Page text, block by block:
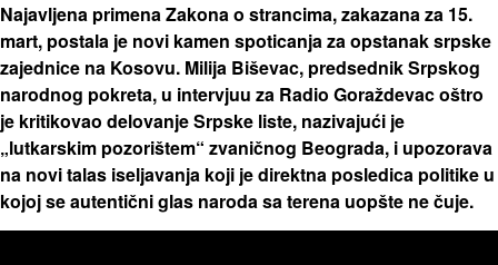
Najavljena primena Zakona o strancima, zakazana za 15.
mart, postala je novi kamen spoticanja za opstanak srpske
zajednice na Kosovu. Milija Biševac, predsednik Srpskog
narodnog pokreta, u intervjuu za Radio Goraždevac oštro
je kritikovao delovanje Srpske liste, nazivajući je
„lutkarskim pozorištem“ zvaničnog Beograda, i upozorava
na novi talas iseljavanja koji je direktna posledica politike u
kojoj se autentični glas naroda sa terena uopšte ne čuje.